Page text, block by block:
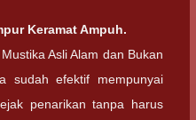
Keramat Ampuh.
Asli Alam dan Bukan
sudah efektif mempunyai
penarikan tanpa harus